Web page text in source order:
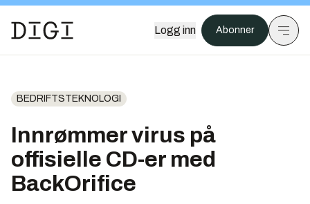
Logg inn Abonner
BEDRIFTSTEKNOLOGI
Innrømmer virus på
offisielle CD-er med
BackOrifice